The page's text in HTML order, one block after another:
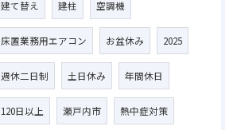
建て替え 建柱 空調機
床置業務用エアコン お盆休み 2025
週休二日制 土日休み 年間休日
120日以上 瀬戸内市 熱中症対策